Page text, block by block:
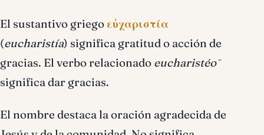
El sustantivo griego εὐχαριστία
(eucharistía) significa gratitud o acción de
gracias. El verbo relacionado eucharistéō
significa dar gracias.
El nombre destaca la oración agradecida de